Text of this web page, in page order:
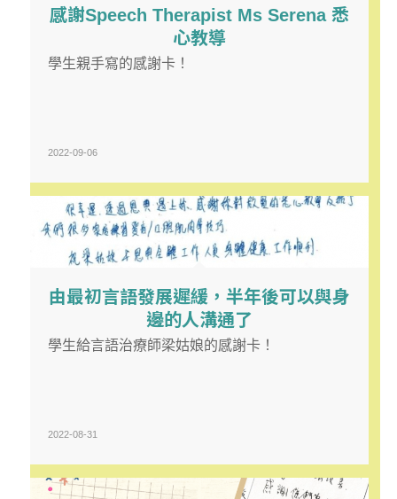
感謝Speech Therapist Ms Serena 悉
心教導
學生親手寫的感謝卡！
2022-09-06
由最初言語發展遲緩，半年後可以與身
邊的人溝通了
學生給言語治療師梁姑娘的感謝卡！
2022-08-31